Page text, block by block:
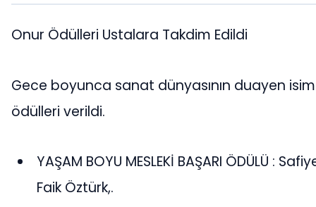
Onur Ödülleri Ustalara Takdim Edildi
Gece boyunca sanat dünyasının duayen
ödülleri verildi.
YAŞAM BOYU MESLEKİ BAŞARI ÖDÜLÜ :
Faik Öztürk,.